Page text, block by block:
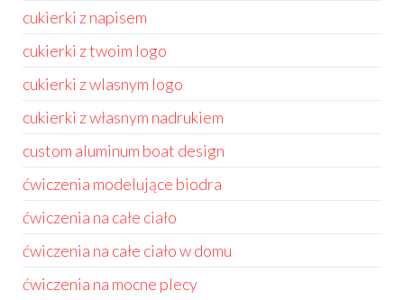
cukierki z napisem
cukierki z twoim logo
cukierki z wlasnym logo
cukierki z własnym nadrukiem
custom aluminum boat design
ćwiczenia modelujące biodra
ćwiczenia na całe ciało
ćwiczenia na całe ciało w domu
ćwiczenia na mocne plecy